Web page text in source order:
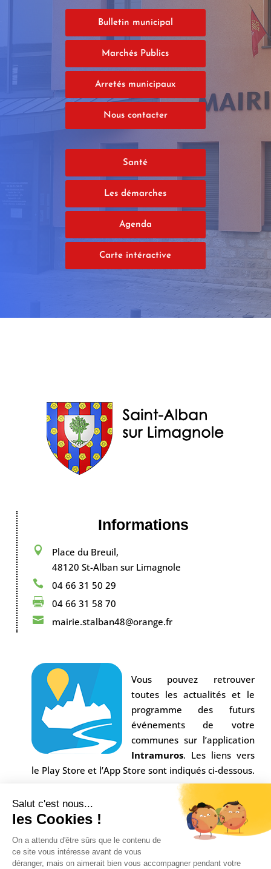
Salut c'est nous...
les Cookies !
On a attendu d'être sûrs que le contenu de
ce site vous intéresse avant de vous
déranger, mais on aimerait bien vous accompagner pendant votre
Bulletin municipal
Marchés Publics
Arretés municipaux
Nous contacter
Santé
Les démarches
Agenda
Carte intéractive
Informations

Place du Breuil,
48120 St-Alban sur Limagnole
 04 66 31 50 29
 04 66 31 58 70
 mairie.stalban48@orange.fr
Vous pouvez retrouver
toutes les actualités et le
programme des futurs
événements de votre
communes sur l’application
Intramuros. Les liens vers
le Play Store et l’App Store sont indiqués ci-dessous.